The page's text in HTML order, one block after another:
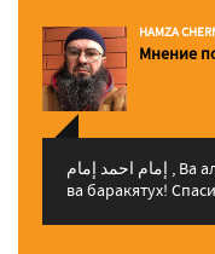
HAMZA
Мнение
إمام احمد إمام , Ва алейкум ассалам ва рахматуЛлахи
ва баракятух!